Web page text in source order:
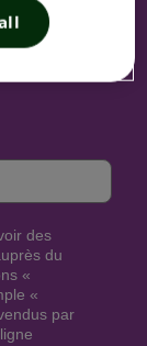
des
du
«
«
par